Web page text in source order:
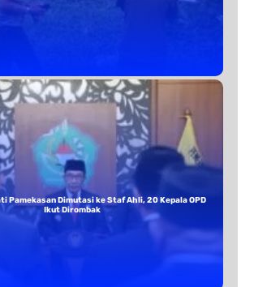
Pamekasan Dimutasi ke Staf Ahli, 20 Kepala OPD
Ikut Dirombak